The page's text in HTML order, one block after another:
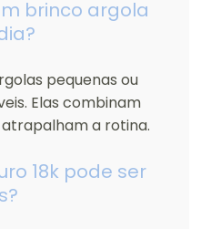
brinco argola
pequenas ou
Elas combinam
a rotina.
18k pode ser